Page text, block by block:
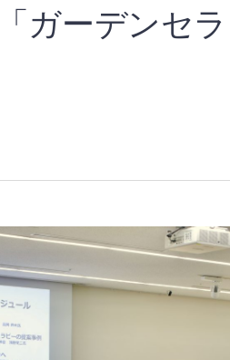
ガーデンセ